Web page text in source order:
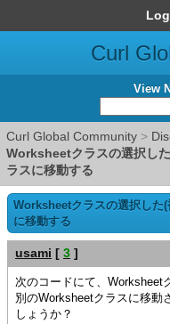
Curl
View
Curl Global Community >
Worksheetクラスの選択し
ラスに移動する
Worksheetクラスの選択した
に移動する
usami [ 3 ]
次のコードにて、Worksheet
別のWorksheetクラスに移動
しょうか？